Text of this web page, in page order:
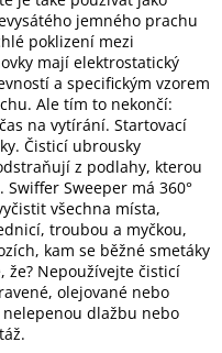
jemného prachu
poklizení mezi
mají elektrostatický
a specifickým vzorem
Ale tím to nekončí:
na vytírání. Startovací
Čisticí ubrousky
z podlahy, kterou
Sweeper má 360°
všechna místa,
troubou a myčkou,
kam se běžné smetáky
že? Nepoužívejte čisticí
olejované nebo
dlažbu nebo